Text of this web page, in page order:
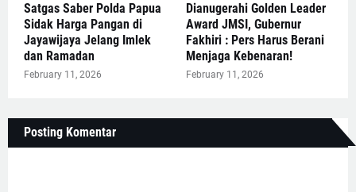
Satgas Saber Polda Papua
Sidak Harga Pangan di
Jayawijaya Jelang Imlek
dan Ramadan
February 11, 2026
Dianugerahi Golden Leader
Award JMSI, Gubernur
Fakhiri : Pers Harus Berani
Menjaga Kebenaran!
February 11, 2026
Posting Komentar